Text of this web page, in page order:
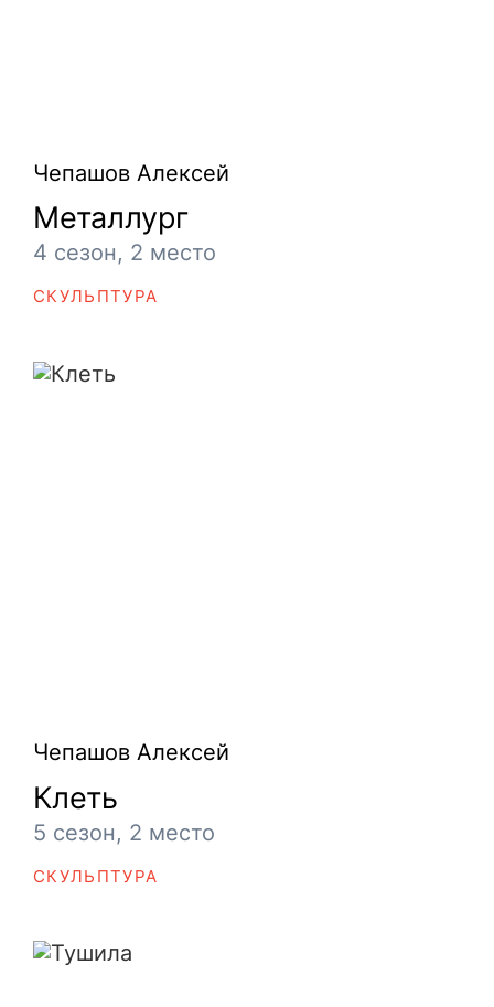
Чепашов Алексей
Металлург
4 сезон, 2 место
СКУЛЬПТУРА
Клеть
Чепашов Алексей
Клеть
5 сезон, 2 место
СКУЛЬПТУРА
Тушила